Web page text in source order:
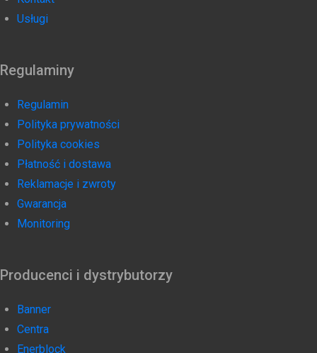
Usługi
Regulaminy
Regulamin
Polityka prywatności
Polityka cookies
Płatność i dostawa
Reklamacje i zwroty
Gwarancja
Monitoring
Producenci i dystrybutorzy
Banner
Centra
Enerblock